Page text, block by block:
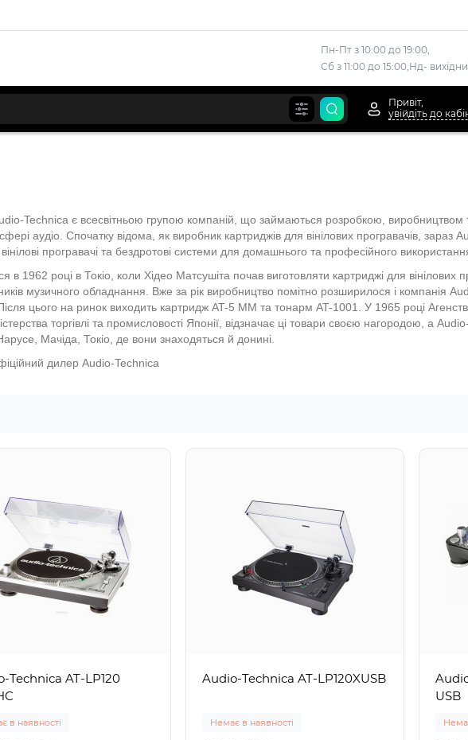
Пн-Пт з 10:00 до 19:00,
Сб з 11:00 до 15:00,Нд-
Привіт,
Technica є всесвітньою групою компаній, що займаються розробкою,
аудіо. Спочатку відома, як виробник картриджів для вінілових програвачів, зараз
програвачі та бездротові системи для домашнього та професійного
в 1962 році в Токіо, коли Хідео Матсушіта почав виготовляти картриджі для вінілових
музичного обладнання. Вже за рік виробництво помітно розширилося і компанія
цього на ринок виходить картридж AT-5 MM та тонарм AT-1001. У 1965 році
торгівлі та промисловості Японії, відзначає ці товари своєю нагородою, а
Мачіда, Токіо, де вони знаходяться й донині.
дилер Audio-Technica
Technica AT-LP120
в наявності
Audio-Technica AT-LP120XUSB
Немає в наявності
USB